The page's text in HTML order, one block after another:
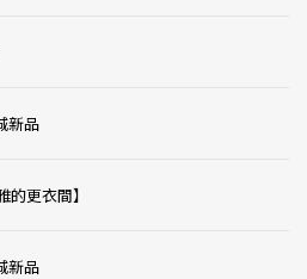
新品
的更衣間】
新品